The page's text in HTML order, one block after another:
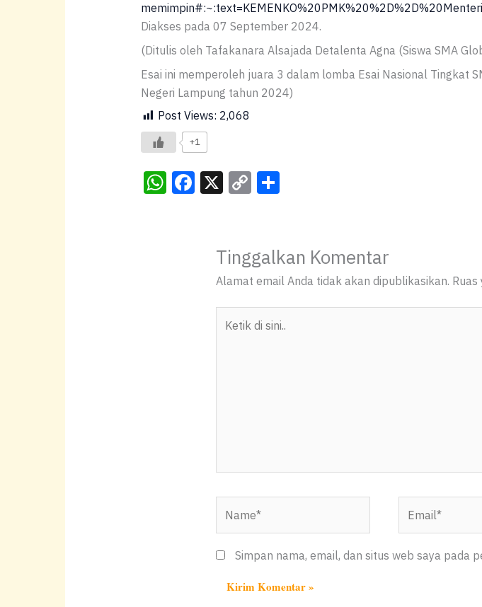
Diakses pada 07 September 2024.
(Ditulis oleh Tafakanara Alsajada Detalenta Agna (Siswa SMA
Esai ini memperoleh juara 3 dalam lomba Esai Nasional Tingkat
Negeri Lampung tahun 2024)
Post Views: 2,068
+1
W F X C
y
Li
k
S
e
Tinggalkan Komentar
Alamat email Anda tidak akan dipublikasikan.
Simpan nama, email, dan situs web saya pada